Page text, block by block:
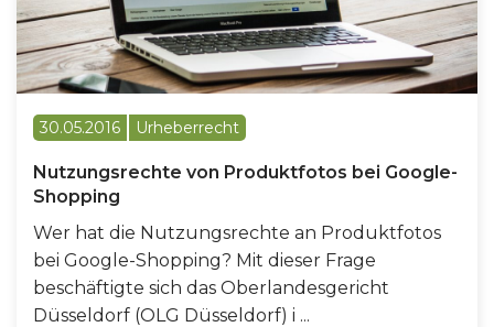
30.05.2016 Urheberrecht
Nutzungsrechte von Produktfotos bei Google-
Shopping
Wer hat die Nutzungsrechte an Produktfotos
bei Google-Shopping? Mit dieser Frage
beschäftigte sich das Oberlandesgericht
Düsseldorf (OLG Düsseldorf) i ...